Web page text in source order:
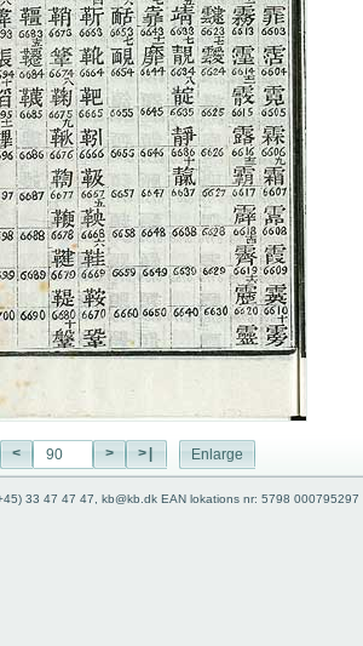
< > >| Enlarge
33 47 47 47, kb@kb.dk EAN lokations nr: 5798 000795297